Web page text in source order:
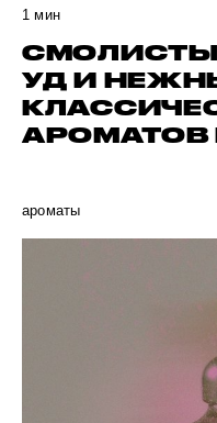
1 мин
УД И
АРОМАТОВ
ароматы